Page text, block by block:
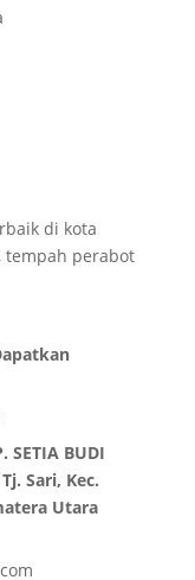
di kota
tempah perabot
SETIA BUDI
Sari, Kec.
Utara